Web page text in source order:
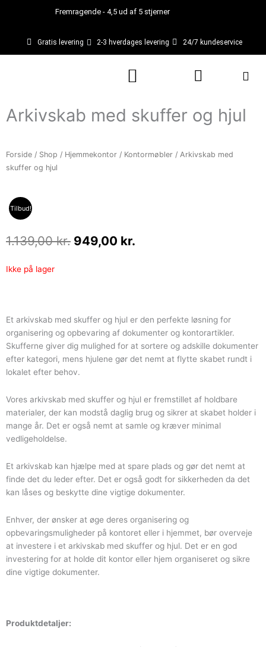
Fremragende - 4,5 ud af 5 stjerner
Gratis levering 2-3 hverdages levering 24/7 kundeservice
Kurv
Arkivskab med skuffer og hjul
Forside / Shop / Hjemmekontor / Kontormøbler / Arkivskab med
skuffer og hjul
Tilbud!
1.139,00kr. Den
949,00 kr.
Ikke på lager
Et arkivskab med skuffer og hjul er den perfekte løsning for
organisering og opbevaring af dokumenter og kontorartikler.
Skufferne giver dig mulighed for at sortere og adskille dokumenter
efter kategori, mens hjulene gør det nemt at flytte skabet rundt i
lokalet efter behov.
Vores arkivskab med skuffer og hjul er fremstillet af holdbare
materialer, der kan modstå daglig brug og sikrer at skabet holder i
mange år. Det er også nemt at samle og kræver minimal
vedligeholdelse.
Et arkivskab kan hjælpe med at spare plads og gør det nemt at
finde det du leder efter. Det er også godt for sikkerheden da det
kan låses og beskytte dine vigtige dokumenter.
Enhver, der ønsker at øge deres organisering og
opbevaringsmuligheder på kontoret eller i hjemmet, bør overveje
at investere i et arkivskab med skuffer og hjul. Det er en god
investering for at holde dit kontor eller hjem organiseret og sikre
dine vigtige dokumenter.
Produktdetaljer: